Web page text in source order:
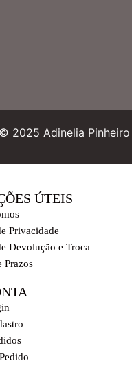
© 2025 Adinelia
ÚTEIS
Privacidade
Devolução e Troca
Prazos